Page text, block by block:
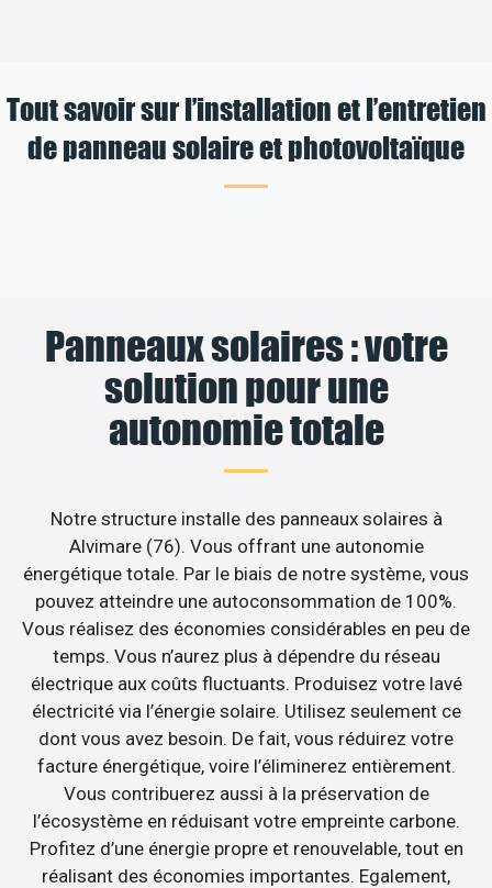
Tout savoir sur l’installation et l’entretien
de panneau solaire et photovoltaïque
Panneaux solaires : votre
solution pour une
autonomie totale
Notre structure installe des panneaux solaires à
Alvimare (76). Vous offrant une autonomie
énergétique totale. Par le biais de notre système, vous
pouvez atteindre une autoconsommation de 100%.
Vous réalisez des économies considérables en peu de
temps. Vous n’aurez plus à dépendre du réseau
électrique aux coûts fluctuants. Produisez votre lavé
électricité via l’énergie solaire. Utilisez seulement ce
dont vous avez besoin. De fait, vous réduirez votre
facture énergétique, voire l’éliminerez entièrement.
Vous contribuerez aussi à la préservation de
l’écosystème en réduisant votre empreinte carbone.
Profitez d’une énergie propre et renouvelable, tout en
réalisant des économies importantes. Egalement,